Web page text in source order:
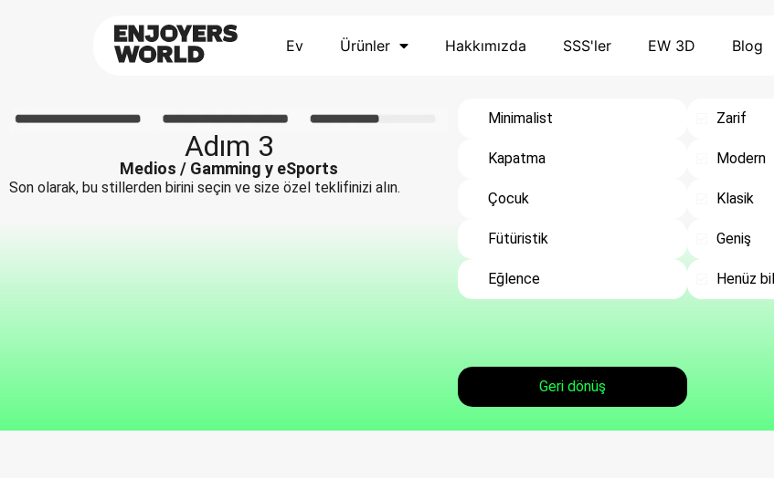
Ev Ürünler Hakkımızda SSS'ler EW 3D Blog
Adım 3
Medios / Gamming y eSports
Son olarak, bu stillerden birini seçin ve size özel teklifinizi alın.
Minimalist
Kapatma
Çocuk
Fütüristik
Eğlence
Geri dönüş
Zarif
Modern
Klasik
Geniş
Henüz